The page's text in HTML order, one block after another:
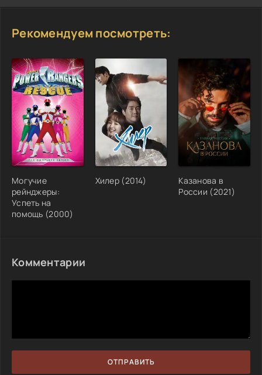
Рекомендуем посмотреть:
Могучие
рейнджеры:
Успеть на
помощь (2000)
Хилер (2014)
Казанова в
России (2021)
Комментарии
ОТПРАВИТЬ